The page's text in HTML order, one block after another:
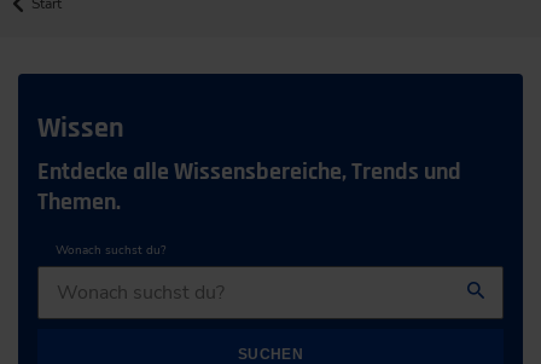
Wissen
Entdecke alle Wissensbereiche, Trends und
Themen.
Wonach suchst du?
SUCHEN